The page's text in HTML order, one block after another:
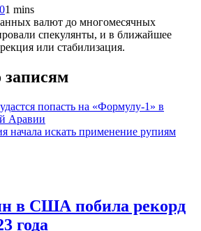
01 mins
валют до многомесячных
спекулянты, и в ближайшее
или стабилизация.
попасть на «Формулу-1» в
Аравии
начала искать применение рупиям
в США побила рекорд
года